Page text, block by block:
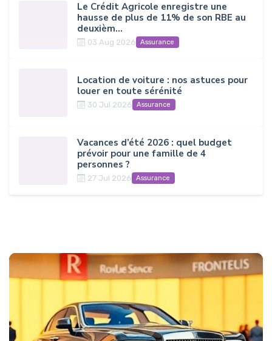
Le Crédit Agricole enregistre une
hausse de plus de 11% de son RBE au
deuxièm...
03 Aug 2026 Assurance
Location de voiture : nos astuces pour
louer en toute sérénité
30 Jul 2026 Assurance
Vacances d’été 2026 : quel budget
prévoir pour une famille de 4
personnes ?
27 Jul 2026 Assurance